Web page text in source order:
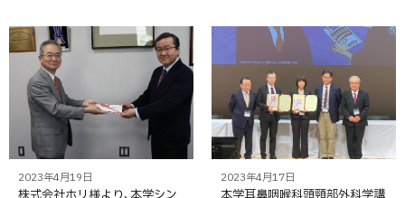
2023年4月19日
株式会社ホリ様より、本学シン
2023年4月17日
本学耳鼻咽喉科頭頸部外科学講